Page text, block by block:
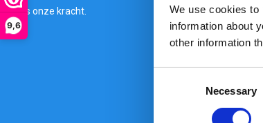
We use cookies to
information about
other information
Necessary
9,6
is onze kracht.